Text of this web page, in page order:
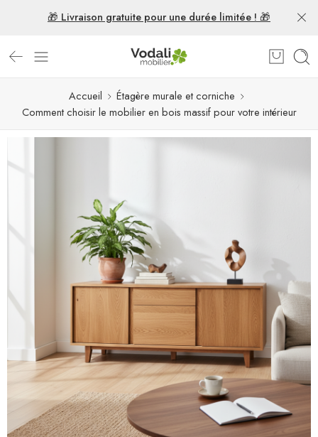
🎁 Livraison gratuite pour une durée limitée ! 🎁
Accueil
Étagère murale et corniche
Comment choisir le mobilier en bois massif pour votre intérieur